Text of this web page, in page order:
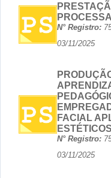
N° Registro:
03/11/2025
FACIAL
ESTÉTICOS
N° Registro:
03/11/2025